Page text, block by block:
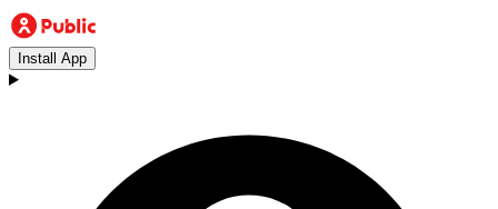
Install App